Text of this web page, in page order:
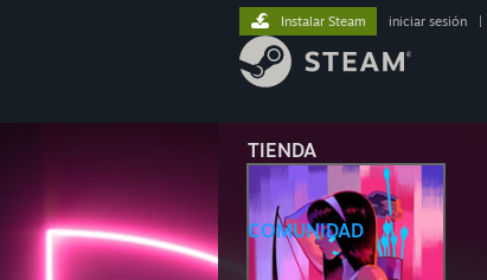
TIENDA
COMUNIDAD
Instalar Steam iniciar sesión